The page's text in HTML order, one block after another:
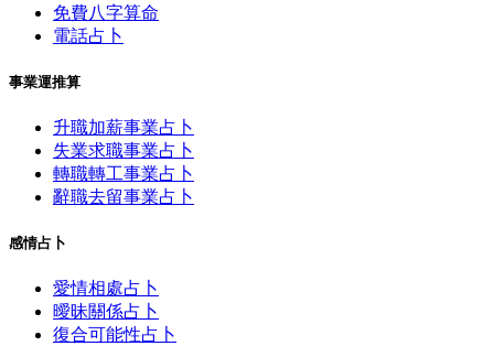
免費八字算命
電話占卜
事業運推算
升職加薪事業占卜
失業求職事業占卜
轉職轉工事業占卜
辭職去留事業占卜
感情占卜
愛情相處占卜
曖昧關係占卜
復合可能性占卜